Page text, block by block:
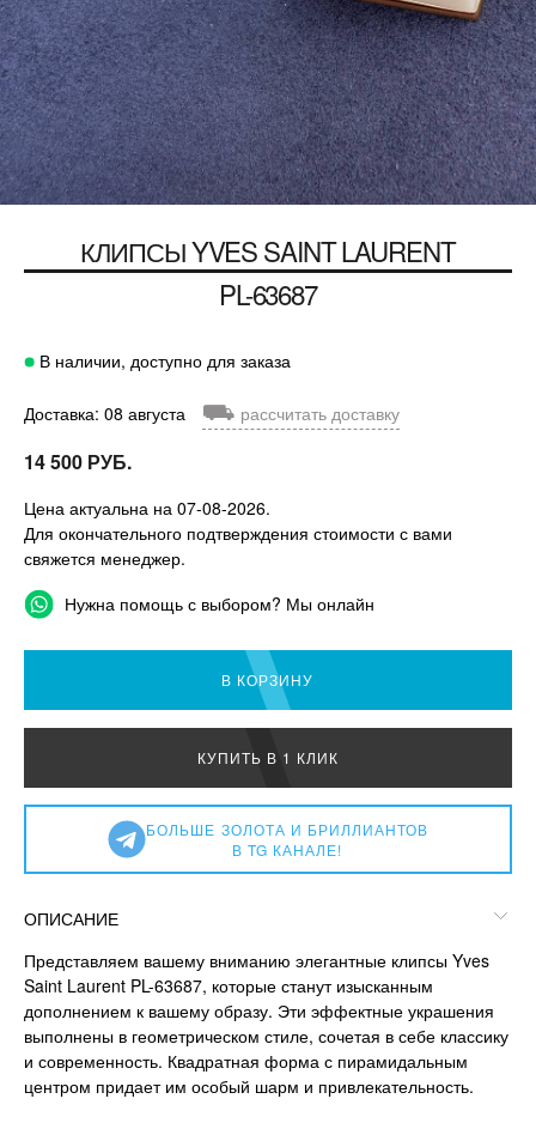
КЛИПСЫYVES SAINT LAURENT
PL-63687
В наличии, доступно для заказа
Доставка: 08 августа ⛟ рассчитать доставку
14 500 РУБ.
Цена актуальна на 07-08-2026.
Для окончательного подтверждения стоимости с вами
свяжется менеджер.
Нужна помощь с выбором? Мы онлайн
В КОРЗИНУ
КУПИТЬ В 1 КЛИК
БОЛЬШЕ ЗОЛОТА И БРИЛЛИАНТОВ
В TG КАНАЛЕ!
ОПИСАНИЕ
Представляем вашему вниманию элегантные клипсы Yves
Saint Laurent PL-63687, которые станут изысканным
дополнением к вашему образу. Эти эффектные украшения
выполнены в геометрическом стиле, сочетая в себе классику
и современность. Квадратная форма с пирамидальным
центром придает им особый шарм и привлекательность.